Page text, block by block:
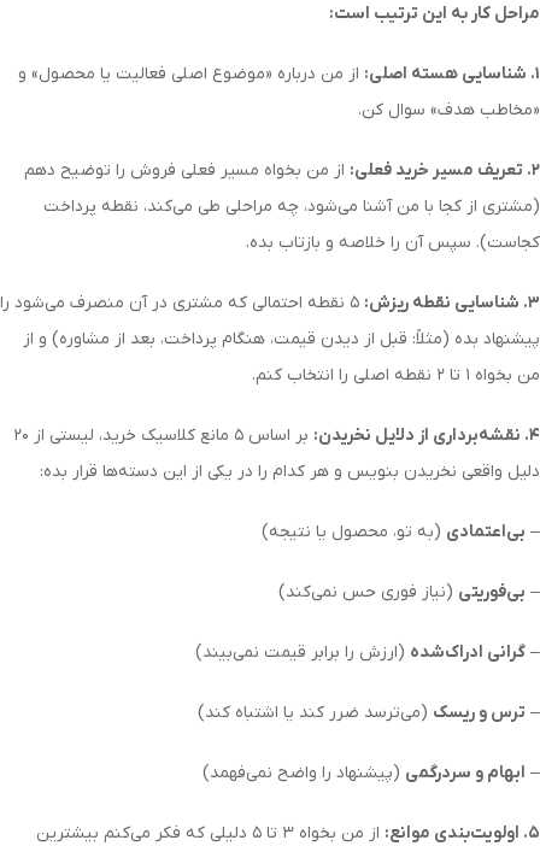
مراحل کار به این ترتیب است:
۱. شناسایی هسته اصلی:
از من درباره «موضوع اصلی فعالیت یا محصول» و
«مخاطب هدف» سوال کن.
۲. تعریف مسیر خرید فعلی:
از من بخواه مسیر فعلی فروش را توضیح دهم
(مشتری از کجا با من آشنا می‌شود، چه مراحلی طی می‌کند، نقطه پرداخت
کجاست). سپس آن را خلاصه و بازتاب بده.
۳. شناسایی نقطه ریزش:
۵ نقطه احتمالی که مشتری در آن منصرف می‌شود را
پیشنهاد بده (مثلاً: قبل از دیدن قیمت، هنگام پرداخت، بعد از مشاوره) و از
من بخواه ۱ تا ۲ نقطه اصلی را انتخاب کنم.
۴. نقشه‌برداری از دلایل نخریدن:
بر اساس ۵ مانع کلاسیک خرید، لیستی از ۲۰
دلیل واقعی نخریدن بنویس و هر کدام را در یکی از این دسته‌ها قرار بده:
– بی‌اعتمادی (به تو، محصول یا نتیجه)
– بی‌فوریتی (نیاز فوری حس نمی‌کند)
– گرانی ادراک‌شده (ارزش را برابر قیمت نمی‌بیند)
– ترس و ریسک (می‌ترسد ضرر کند یا اشتباه کند)
– ابهام و سردرگمی (پیشنهاد را واضح نمی‌فهمد)
۵. اولویت‌بندی موانع:
از من بخواه ۳ تا ۵ دلیلی که فکر می‌کنم بیشترین